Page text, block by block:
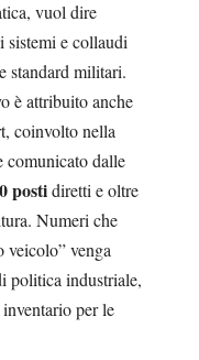
vuol dire
sistemi e collaudi
standard militari.
è attribuito anche
coinvolto nella
comunicato dalle
postidiretti e oltre
Numeri che
veicolo” venga
politica industriale,
per le